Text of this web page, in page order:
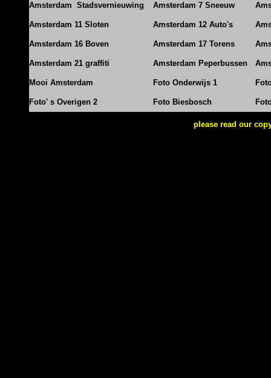
Amsterdam Stadsvernieuwing Amsterdam 7 Sneeuw
Amsterdam 11 Sloten Amsterdam 12 Auto's
Amsterdam 16 Boven Amsterdam 17 Torens
Amsterdam 21 graffiti Amsterdam Peperbussen
Mooi Amsterdam Foto Onderwijs 1
Foto' s Overigen 2 Foto Biesbosch
please read our